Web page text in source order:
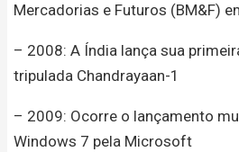
Mercadorias e Futuros (BM&F)
– 2008: A Índia lança sua
tripulada Chandrayaan-1
– 2009: Ocorre o lançamento
Windows 7 pela Microsoft